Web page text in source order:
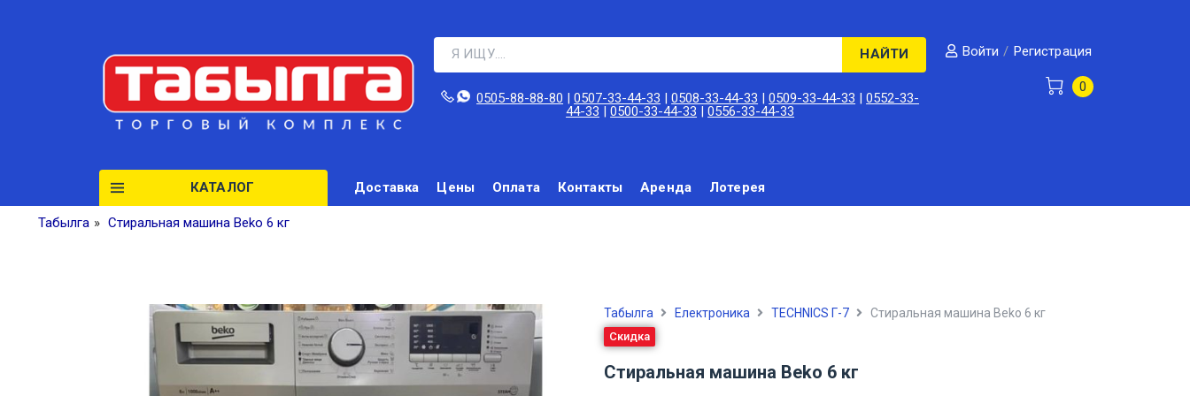
НАЙТИ
0505-88-88-80‬ |0507-33-44-33 |0508-33-44-33 |0509-33-44-33 |0552-33-
44-33 |0500-33-44-33 |0556-33-44-33
Войти / Регистрация
0
КАТАЛОГ Доставка Цены Оплата Контакты Аренда Лотерея
Табылга » Стиральная машина Beko 6 кг
Табылга Електроника TECHNICS Г-7 Стиральная машина Beko 6 кг
Скидка
Стиральная машина Beko 6 кг